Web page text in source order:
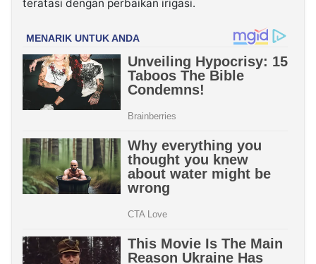
teratasi dengan perbaikan irigasi.